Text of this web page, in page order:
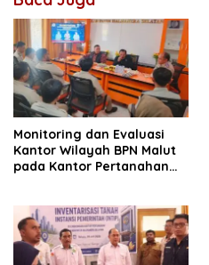
Monitoring dan Evaluasi
Kantor Wilayah BPN Malut
pada Kantor Pertanahan